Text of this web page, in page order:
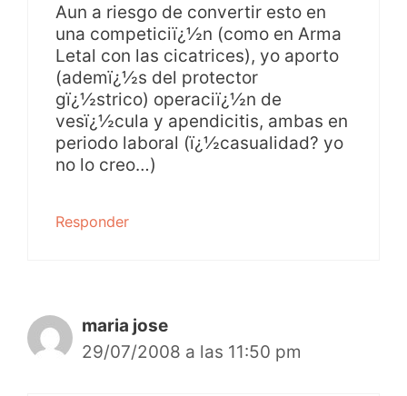
Aun a riesgo de convertir esto en
una competiciï¿½n (como en Arma
Letal con las cicatrices), yo aporto
(ademï¿½s del protector
gï¿½strico) operaciï¿½n de
vesï¿½cula y apendicitis, ambas en
periodo laboral (ï¿½casualidad? yo
no lo creo…)
Responder
maria jose
29/07/2008 a las 11:50 pm